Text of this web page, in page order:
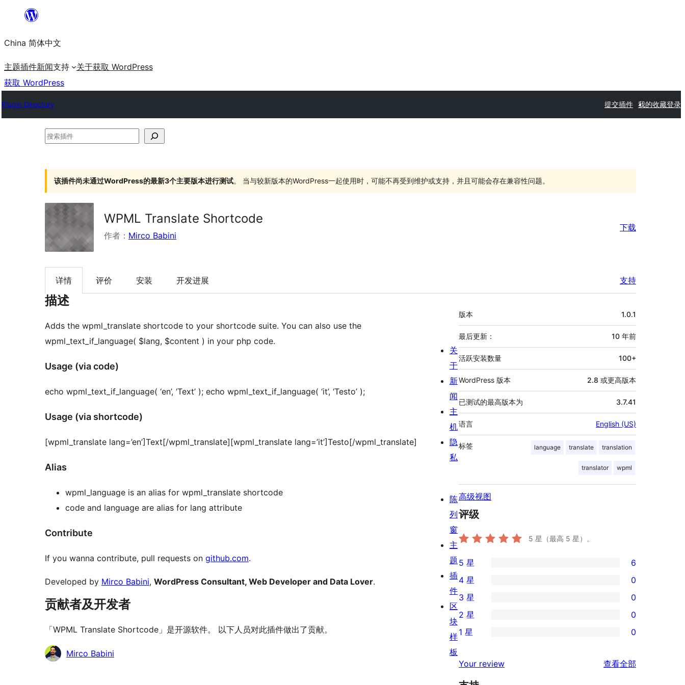
内
容
China 简体中文
主题插件新闻支持 关于获取 WordPress
获取 WordPress
Plugin Directory 提交插件 我的收藏登录
搜
该插件尚未通过WordPress的最新3个主要版本进行测试。 当与较新版本的WordPress一起使用时，可能不再受到维护或支持，并且可能会存在兼容性问题。
WPML Translate Shortcode
作者： Mirco Babini
下载
详情 评价 安装 开发进展 支持
描述
Adds the wpml_translate shortcode to your shortcode suite. You can also use the
wpml_text_if_language( $lang, $content ) in your php code.
Usage (via code)
echo wpml_text_if_language( ‘en’, ‘Text’ ); echo wpml_text_if_language( ‘it’, ‘Testo’ );
Usage (via shortcode)
[wpml_translate lang=’en’]Text[/wpml_translate][wpml_translate lang=’it’]Testo[/wpml_translate]
Alias
wpml_language is an alias for wpml_translate shortcode
code and language are alias for lang attribute
Contribute
If you wanna contribute, pull requests on github.com.
Developed by Mirco Babini, WordPress Consultant, Web Developer and Data Lover.
贡献者及开发者
「WPML Translate Shortcode」是开源软件。 以下人员对此插件做出了贡献。
贡
Mirco Babini
额
外
信
息
版本 1.0.1
最后更新： 10 年前
活跃安装数量 100+
WordPress 版本 2.8 或更高版本
已测试的最高版本为 3.7.41
语言 English (US)
标签 language translate translation
translator wpml
高级视图
评级
5 星（最高 5 星）。
6
条
5
星
评
5 星 6
条
4
星
价
4 星 0
0
条
3
评
价
3 星 0
条
星
评
2 星 0
1
1 星 0
Your review 查看全部
关
于
新
闻
主
机
隐
私
陈
列
窗
主
题
插
件
区
块
样
板